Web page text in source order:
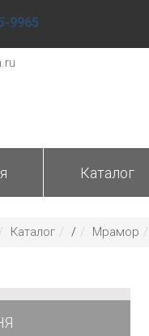
9965
Каталог
Каталог / Мрамор